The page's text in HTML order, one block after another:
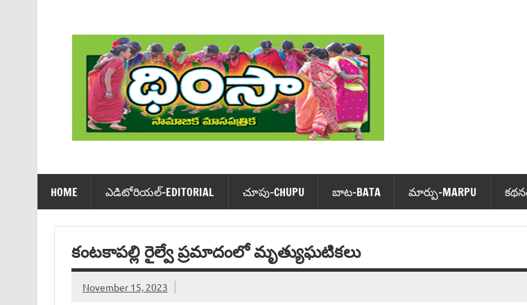
HOME ఎడిటోరియ‌ల్-EDITORIAL చూపు-CHUPU బాట‌-BATA మార్పు-MARPU
కంటకాపల్లి రైల్వే ప్రమాదంలో మృత్యుఘటికలు
November 15, 2023